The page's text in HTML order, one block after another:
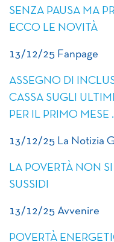
SENZA PAUSA MA
ECCO LE NOVITÀ
13/12/25 Fanpage
ASSEGNO DI
CASSA SUGLI
PER IL PRIMO MESE
13/12/25 La Notizia
LA POVERTÀ NON
SUSSIDI
13/12/25 Avvenire
POVERTÀ